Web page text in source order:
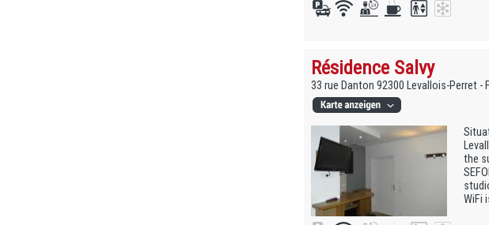
Résidence Salvy
33 rue Danton 92300 Levallois-Perret -
the
WiFi